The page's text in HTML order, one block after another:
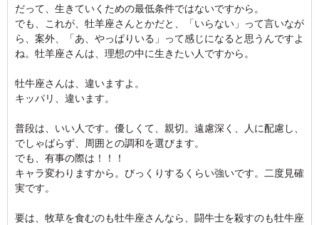
だって、生きていくための最低条件ではないですから。
でも、これが、牡羊座さんとかだと、「いらない」って言いなが
ら、案外、「あ、やっぱりいる」って感じになると思うんですよ
ね。牡羊座さんは、理想の中に生きたい人ですから。
牡牛座さんは、違いますよ。
キッパリ、違います。
普段は、いい人です。優しくて、親切。遠慮深く、人に配慮し、
でしゃばらず、周囲との調和を選びます。
でも、有事の際は！！！
キャラ変わりますから。びっくりするくらい強いです。二度見確
実です。
要は、牧草を食むのも牡牛座さんなら、闘牛士を殺すのも牡牛座